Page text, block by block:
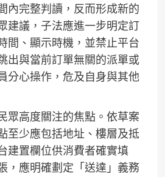
內完整判讀，反而形成新的
建議，子法應進一步明定訂
間、顯示時機，並禁止平台
出與當前訂單無關的派單或
分心操作，危及自身與其他
眾高度關注的焦點。依草案
至少應包括地址、樓層及抵
建置欄位供消費者確實填
，應明確劃定「送達」義務